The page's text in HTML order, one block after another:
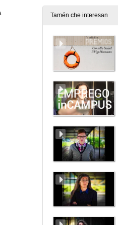
Tamén che interesan